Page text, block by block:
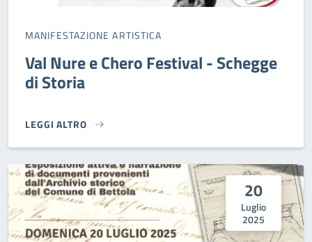
MANIFESTAZIONE ARTISTICA
Val Nure e Chero Festival - Schegge
di Storia
LEGGI ALTRO
VAL NURE E CHERO FESTIVAL - SCHEGGE DI STORIA}
20
Luglio
2025